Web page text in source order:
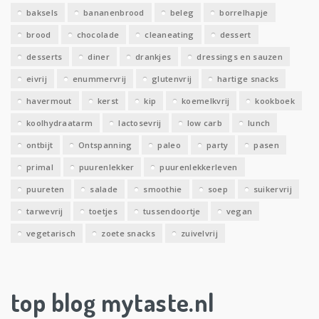
baksels bananenbrood beleg borrelhapje
brood chocolade cleaneating dessert
desserts diner drankjes dressings en sauzen
eivrij enummervrij glutenvrij hartige snacks
havermout kerst kip koemelkvrij kookboek
koolhydraatarm lactosevrij low carb lunch
ontbijt Ontspanning paleo party pasen
primal puurenlekker puurenlekkerleven
puureten salade smoothie soep suikervrij
tarwevrij toetjes tussendoortje vegan
vegetarisch zoete snacks zuivelvrij
top blog mytaste.nl